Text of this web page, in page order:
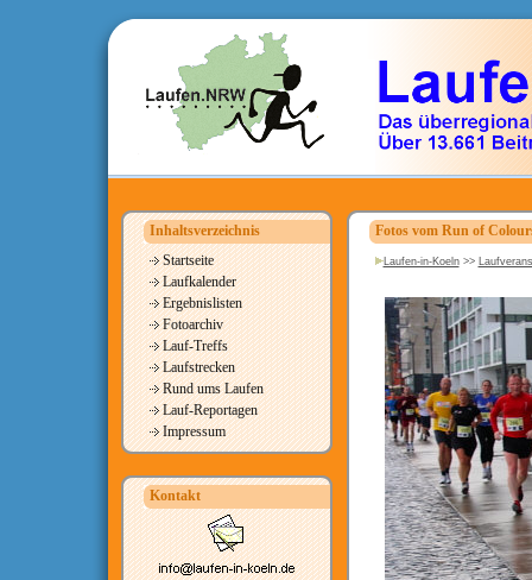
Inhaltsverzeichnis
Startseite
Laufkalender
Ergebnislisten
Fotoarchiv
Lauf-Treffs
Laufstrecken
Rund ums Laufen
Lauf-Reportagen
Impressum
Kontakt
Fotos vom Run of
Laufen-in-Koeln>>